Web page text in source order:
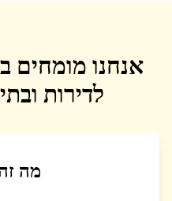
אנחנו מומחים
לדירות
מה